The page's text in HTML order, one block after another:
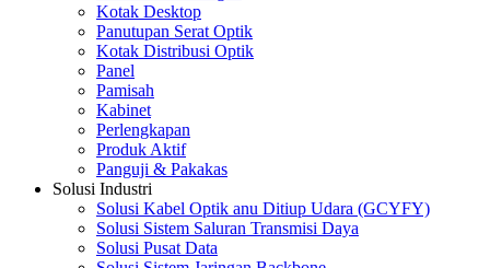
Kotak Desktop
Panutupan Serat Optik
Kotak Distribusi Optik
Panel
Pamisah
Kabinet
Perlengkapan
Produk Aktif
Panguji & Pakakas
Solusi Industri
Solusi Kabel Optik anu Ditiup Udara (GCYFY)
Solusi Sistem Saluran Transmisi Daya
Solusi Pusat Data